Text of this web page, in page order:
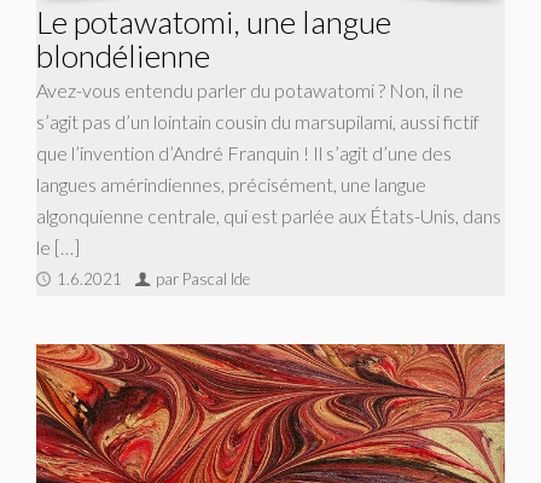
Le potawatomi, une langue
blondélienne
Avez-vous entendu parler du potawatomi ? Non, il ne
s’agit pas d’un lointain cousin du marsupilami, aussi fictif
que l’invention d’André Franquin ! Il s’agit d’une des
langues amérindiennes, précisément, une langue
algonquienne centrale, qui est parlée aux États-Unis, dans
le […]
1.6.2021 par Pascal Ide